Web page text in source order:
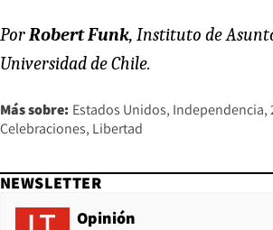
PorRobert Funk, Instituto de
Universidad de Chile.
Más sobre: Estados Unidos Independencia
Celebraciones Libertad
NEWSLETTER
Opinión